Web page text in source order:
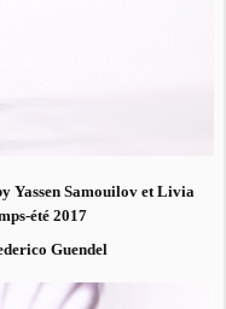
Yassen Samouilov et Livia
été 2017
Guendel